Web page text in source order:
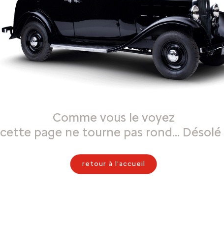
Comme vous le voyez
cette page ne tourne pas rond… Désolé
retour à l'accueil